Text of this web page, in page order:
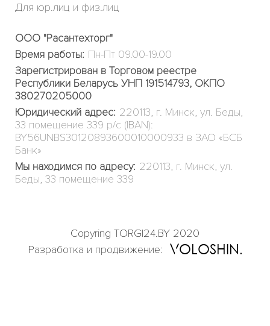
ООО "Расантехторг"
Время работы: Пн-Пт 09.00-19.00
Зарегистрирован в Торговом реестре
Республики Беларусь УНП 191514793, ОКПО
380270205000
Юридический адрес: 220113, г. Минск, ул. Беды,
33 помещение 339 р/с (IBAN):
BY56UNBS30120893600010000933 в ЗАО «БСБ
Банк»
Мы находимся по адресу: 220113, г. Минск, ул.
Беды, 33 помещение 339
Для юр.лиц и физ.лиц
Copyring TORGI24.BY 2020
Разработка и продвижение:
OLOSHIN